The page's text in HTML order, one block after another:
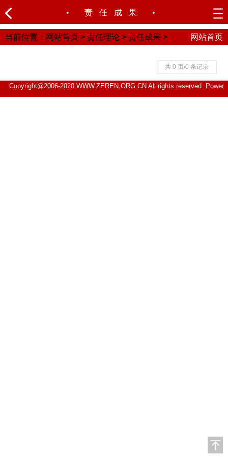
• 责任成果 •
当前位置： 网站首页 > 责任理论 > 责任成果 > 网站首页
共 0 页/0 条记录
Copyright@2006-2020 WWW.ZEREN.ORG.CN All rights reserved. Power
by DedeCms